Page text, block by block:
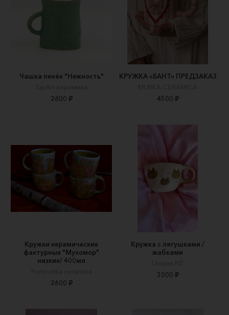
Чашка пенёк "Нежность"
SipArt керамика
2800 ₽
КРУЖКА «БАНТ» ПРЕДЗАКАЗ
MURKA CERAMICA
4500 ₽
Кружки керамические
фактурные "Мухомор"
низкие/ 400мл
Fortochka ceramica
2600 ₽
Кружка с лягушками /
жабками
Unique NT
3000 ₽